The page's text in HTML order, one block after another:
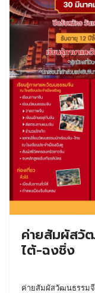
ค่ายสัมผัสวั
ไต้-ฉงชิ่ง
ค่ายสัมผัสวัฒนธรรม